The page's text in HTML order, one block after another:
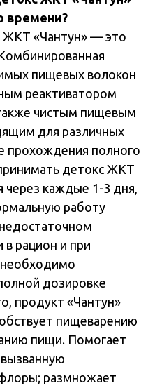
времени?
«Чантун» — это
пищевых волокон
реактиватором
чистым пищевым
для различных
прохождения полного
детокс ЖКТ
через каждые 1-3 дня,
работу
в рацион и при
необходимо
дозировке
продукт «Чантун»
пищеварению
пищи. Помогает
размножает